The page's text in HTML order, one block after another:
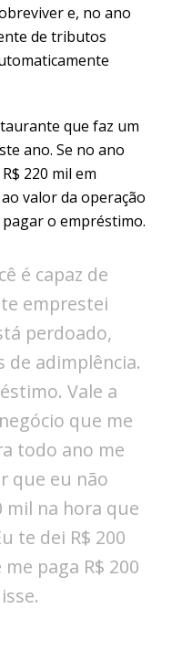
e, no ano
de tributos
que faz um
ano. Se no ano
220 mil em
valor da operação
o empréstimo.
é capaz de
emprestei
perdoado,
de adimplência.
Vale a
que me
todo ano me
que eu não
mil na hora que
te dei R$ 200
paga R$ 200